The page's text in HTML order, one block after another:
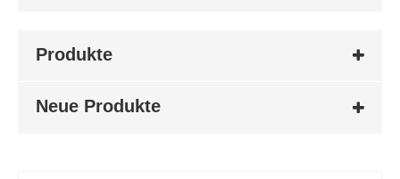
Produkte
Neue Produkte